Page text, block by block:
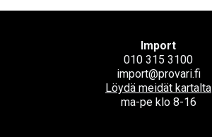
Import
010 315 3100
import@provari.fi
Löydä meidät kartalta
ma-pe klo 8-16